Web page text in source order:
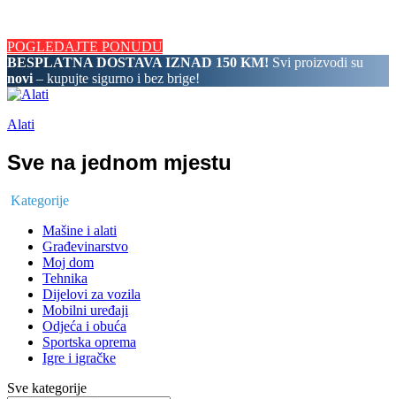
POGLEDAJTE PONUDU
BESPLATNA DOSTAVA IZNAD 150 KM! Svi proizvodi su
novi – kupujte sigurno i bez brige!
Alati
Sve na jednom mjestu
Kategorije
Mašine i alati
Građevinarstvo
Moj dom
Tehnika
Dijelovi za vozila
Mobilni uređaji
Odjeća i obuća
Sportska oprema
Igre i igračke
Sve kategorije